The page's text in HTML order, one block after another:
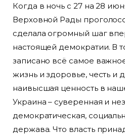
Когда в ночь с 27 на 28
Верховной Рады
сделала огромный шаг
настоящей демократии. В
записано всё самое
жизнь и здоровье, честь и
наивысшая ценность в
Украина – суверенная и
демократическая,
держава. Что власть